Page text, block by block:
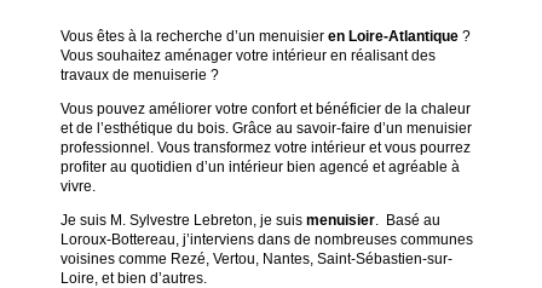
Vous êtes à la recherche d’un menuisier en Loire-Atlantique ?
Vous souhaitez aménager votre intérieur en réalisant des
travaux de menuiserie ?
Vous pouvez améliorer votre confort et bénéficier de la chaleur
et de l’esthétique du bois. Grâce au savoir-faire d’un menuisier
professionnel. Vous transformez votre intérieur et vous pourrez
profiter au quotidien d’un intérieur bien agencé et agréable à
vivre.
Je suis M. Sylvestre Lebreton, je suis menuisier . Basé au
Loroux-Bottereau, j’interviens dans de nombreuses communes
voisines comme Rezé, Vertou, Nantes, Saint-Sébastien-sur-
Loire, et bien d’autres.